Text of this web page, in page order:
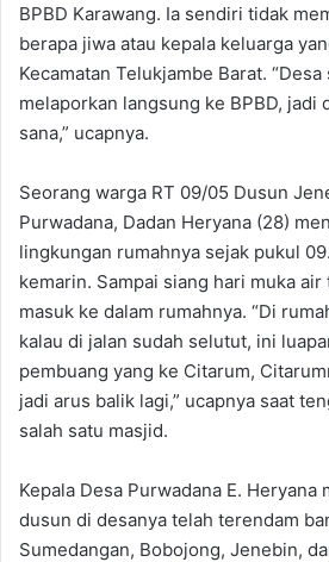
BPBD Karawang. Ia sendiri tidak
berapa jiwa atau kepala keluarga
Kecamatan Telukjambe Barat.
melaporkan langsung ke BPBD, jadi
sana,” ucapnya.
Seorang warga RT 09/05 Dusun
Purwadana, Dadan Heryana (28)
lingkungan rumahnya sejak pukul
kemarin. Sampai siang hari muka
masuk ke dalam rumahnya. “Di
kalau di jalan sudah selutut, ini
pembuang yang ke Citarum,
jadi arus balik lagi,” ucapnya saat
salah satu masjid.
Kepala Desa Purwadana E.
dusun di desanya telah terendam
Sumedangan, Bobojong, Jenebin,